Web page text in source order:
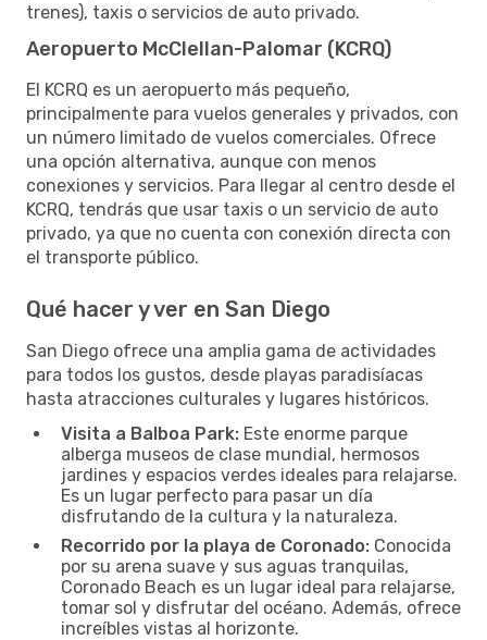
trenes), taxis o servicios de auto privado.
Aeropuerto McClellan-Palomar (KCRQ)
El KCRQ es un aeropuerto más pequeño,
principalmente para vuelos generales y privados, con
un número limitado de vuelos comerciales. Ofrece
una opción alternativa, aunque con menos
conexiones y servicios. Para llegar al centro desde el
KCRQ, tendrás que usar taxis o un servicio de auto
privado, ya que no cuenta con conexión directa con
el transporte público.
Qué hacer y ver en San Diego
San Diego ofrece una amplia gama de actividades
para todos los gustos, desde playas paradisíacas
hasta atracciones culturales y lugares históricos.
Visita a Balboa Park: Este enorme parque
alberga museos de clase mundial, hermosos
jardines y espacios verdes ideales para relajarse.
Es un lugar perfecto para pasar un día
disfrutando de la cultura y la naturaleza.
Recorrido por la playa de Coronado: Conocida
por su arena suave y sus aguas tranquilas,
Coronado Beach es un lugar ideal para relajarse,
tomar sol y disfrutar del océano. Además, ofrece
increíbles vistas al horizonte.